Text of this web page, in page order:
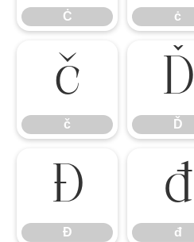
Ċ ċ
č
č
Ď
Ď
Đ
Đ
đ
đ